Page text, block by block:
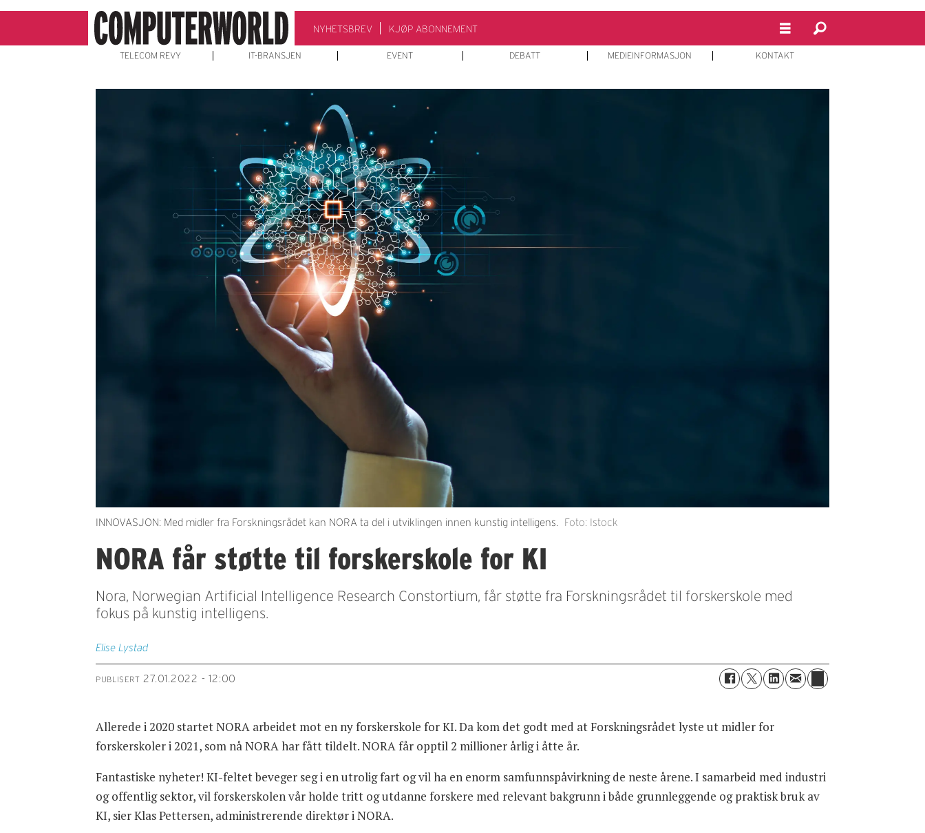
NYHETSBREV KJØP ABONNEMENT
TELECOM REVY IT-BRANSJEN EVENT DEBATT MEDIEINFORMASJON KONTAKT
INNOVASJON: Med midler fra Forskningsrådet kan NORA ta del i utviklingen innen kunstig intelligens. Foto: Istock
NORA får støtte til forskerskole for KI
Nora, Norwegian Artificial Intelligence Research Constortium, får støtte fra Forskningsrådet til forskerskole med
fokus på kunstig intelligens.
Elise Lystad
PUBLISERT 27.01.2022 - 12:00
Allerede i 2020 startet NORA arbeidet mot en ny forskerskole for KI. Da kom det godt med at Forskningsrådet lyste ut midler for
forskerskoler i 2021, som nå NORA har fått tildelt. NORA får opptil 2 millioner årlig i åtte år.
Fantastiske nyheter! KI-feltet beveger seg i en utrolig fart og vil ha en enorm samfunnspåvirkning de neste årene. I samarbeid med industri
og offentlig sektor, vil forskerskolen vår holde tritt og utdanne forskere med relevant bakgrunn i både grunnleggende og praktisk bruk av
KI, sier Klas Pettersen, administrerende direktør i NORA.